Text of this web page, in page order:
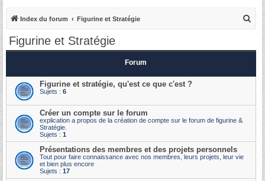
Index du forum Figurine et Stratégie
Figurine et Stratégie
Forum
Figurine et stratégie, qu'est ce que c'est ?
Sujets : 6
Créer un compte sur le forum
explication a propos de la création de compte sur le forum de figurine &
Stratégie.
Sujets : 1
Présentations des membres et des projets personnels
Tout pour faire connaissance avec nos membres, leurs projets, leur vie
et bien plus encore
Sujets : 17